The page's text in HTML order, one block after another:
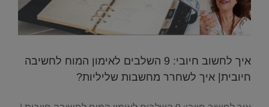
איך לחשוב חיובי: 9 השלבים לאימון המוח לחשיבה
חיובית| איך לשחרר מחשבות שליליות?